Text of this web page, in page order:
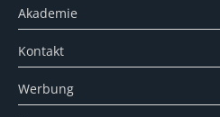
Akademie
Kontakt
Werbung